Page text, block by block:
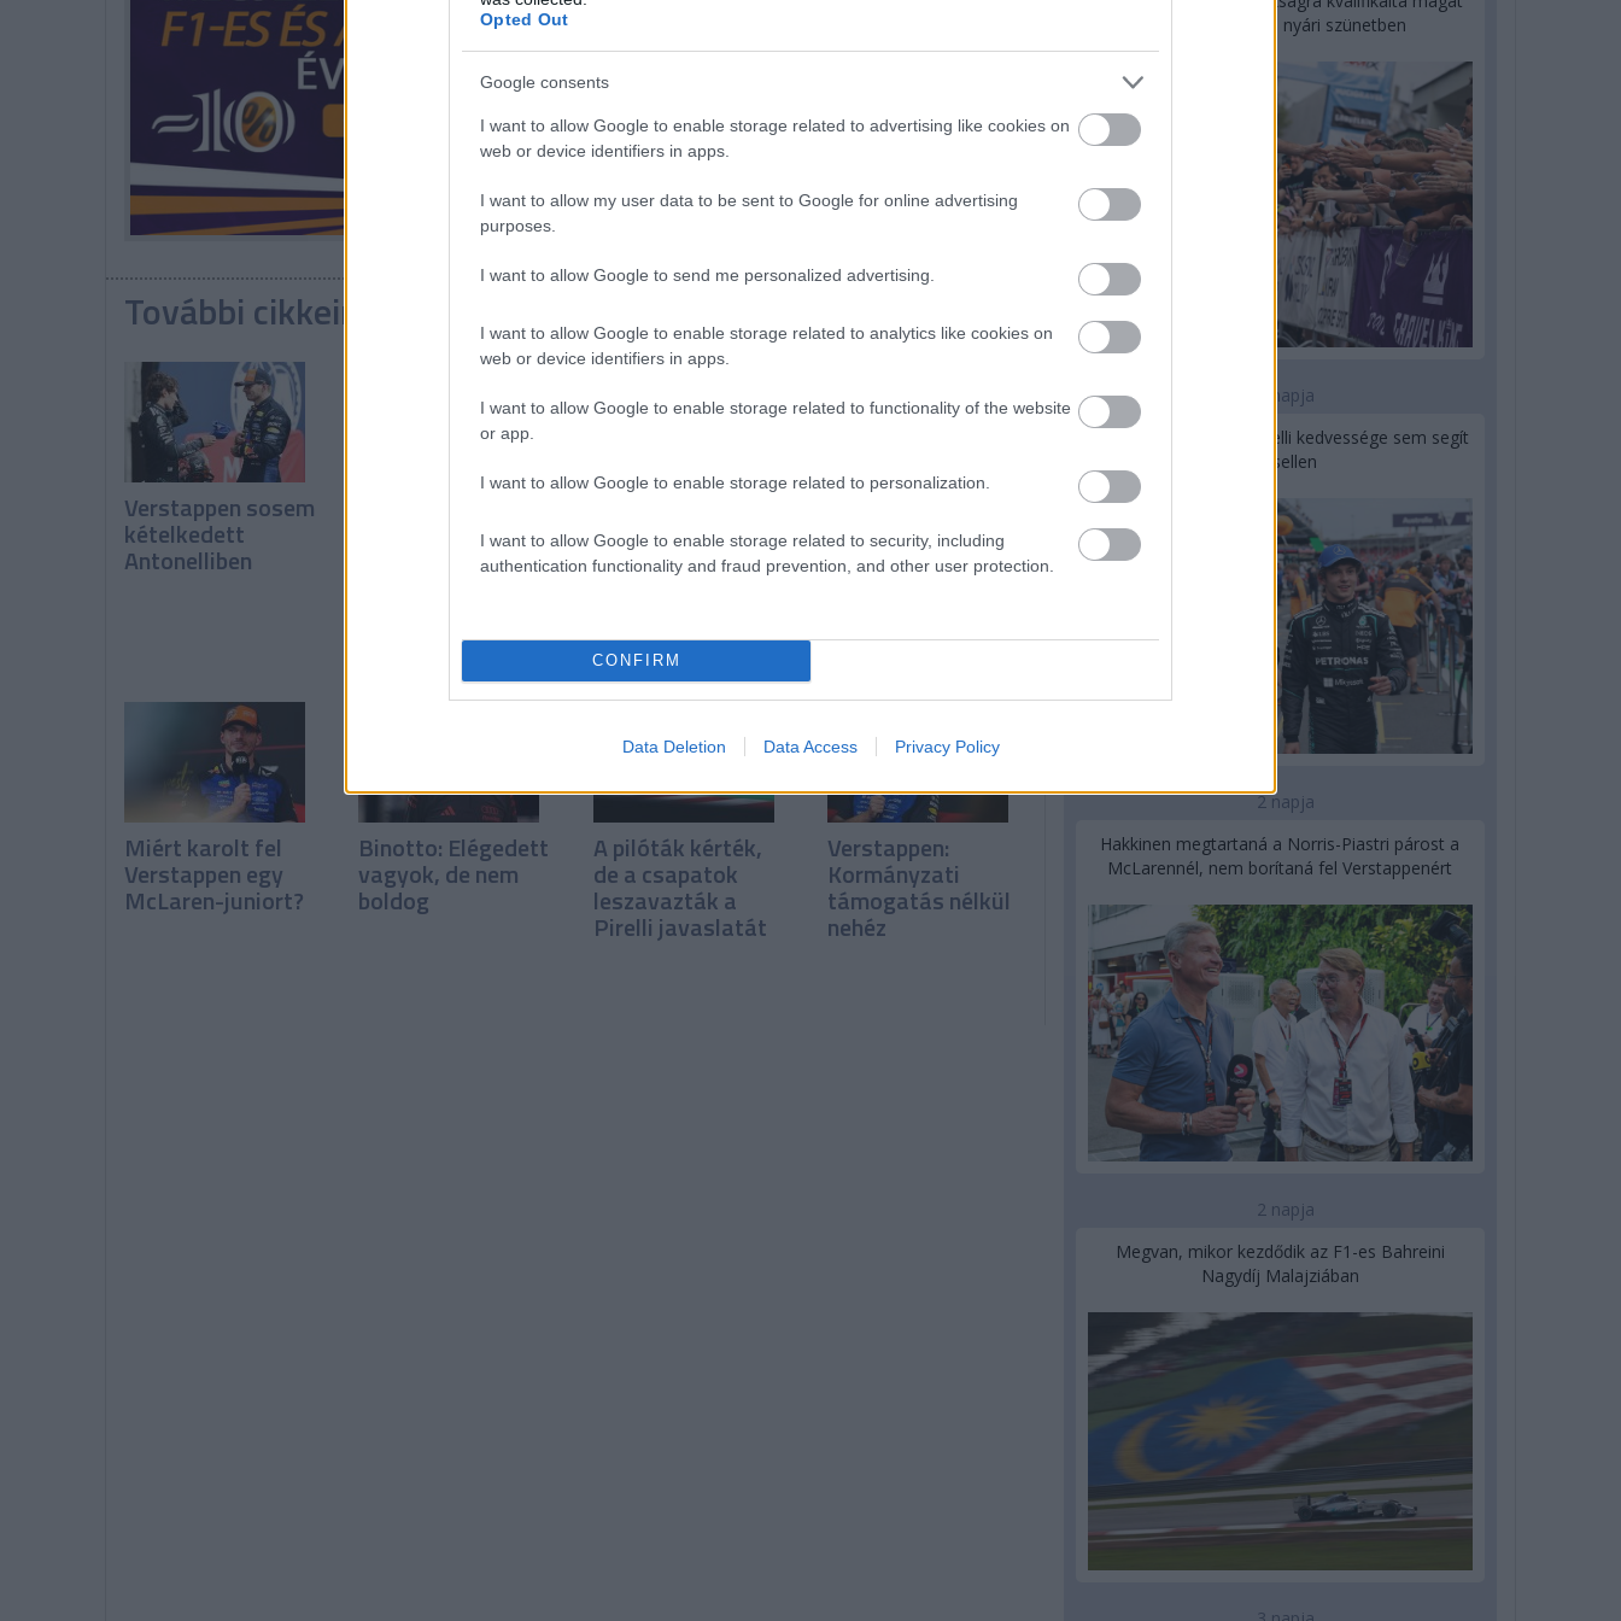
Opted Out
Google consents
I want to allow Google to enable storage related to advertising like cookies on
web or device identifiers in apps.
I want to allow my user data to be sent to Google for online advertising
purposes.
I want to allow Google to send me personalized advertising.
I want to allow Google to enable storage related to analytics like cookies on
web or device identifiers in apps.
I want to allow Google to enable storage related to functionality of the website
or app.
I want to allow Google to enable storage related to personalization.
I want to allow Google to enable storage related to security, including
authentication functionality and fraud prevention, and other user protection.
CONFIRM
Data Deletion Data Access Privacy Policy
További cikkeink a témában
Verstappen sosem
kételkedett
Antonelliben
látszanak a pozitív kell egy csapat” –
érzelmes posztban
búcsúzik a
Lagrue
figyelmeztet:
„Még nem hoztuk
ki a maximumot”
Miért karolt fel
Verstappen egy
McLaren-juniort?
Binotto: Elégedett
vagyok, de nem
boldog
A pilóták kérték,
de a csapatok
leszavazták a
Pirelli javaslatát
Verstappen:
Kormányzati
támogatás nélkül
nehéz
Bottas az F1-es nyári szünetben
1 napja
Montoya szerint Antonelli kedvessége sem segít
Russellen
2 napja
Hakkinen megtartaná a Norris-Piastri párost a
McLarennél, nem borítaná fel Verstappenért
2 napja
Megvan, mikor kezdődik az F1-es Bahreini
Nagydíj Malajziában